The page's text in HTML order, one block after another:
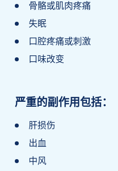
骨骼或肌肉疼痛
失眠
口腔疼痛或刺激
口味改变
严重的副作用包括：
肝损伤
出血
中风